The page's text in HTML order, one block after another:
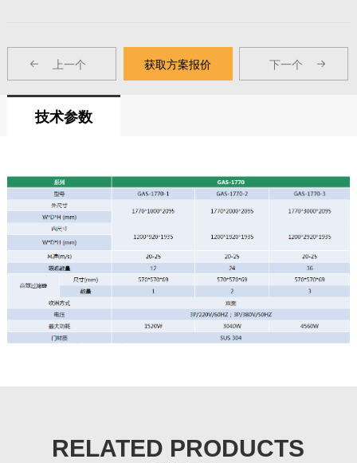
上一个 获取方案报价 下一个
技术参数
RELATED PRODUCTS